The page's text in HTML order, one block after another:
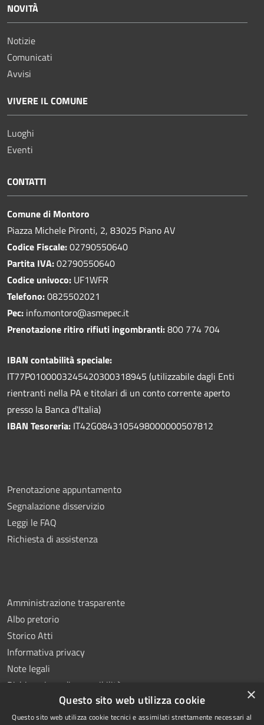
NOVITÀ
Notizie
Comunicati
Avvisi
VIVERE IL COMUNE
Luoghi
Eventi
CONTATTI
Comune di Montoro
Piazza Michele Pironti, 2, 83025 Piano AV
Codice Fiscale:02790550640
Partita IVA:02790550640
Codice univoco: UF1WFR
Telefono:0825502021
Pec: info.montoro@asmepec.it
Prenotazione ritiro rifiuti ingombranti:800 774 704
IBAN contabilità speciale:
IT77P0100003245420300318945 (utilizzabile dagli Enti
rientranti nella PA e titolari di un conto corrente aperto
presso la Banca d'Italia)
IBAN Tesoreria: IT42G0843105498000000507812
Prenotazione appuntamento
Segnalazione disservizio
Leggi le FAQ
Richiesta di assistenza
Amministrazione trasparente
Albo pretorio
Storico Atti
Informativa privacy
Note legali
Dichiarazione di accessibilità
×
Questo sito web utilizza cookie
Questo sito web utilizza cookie tecnici e assimilati strettamente necessari al